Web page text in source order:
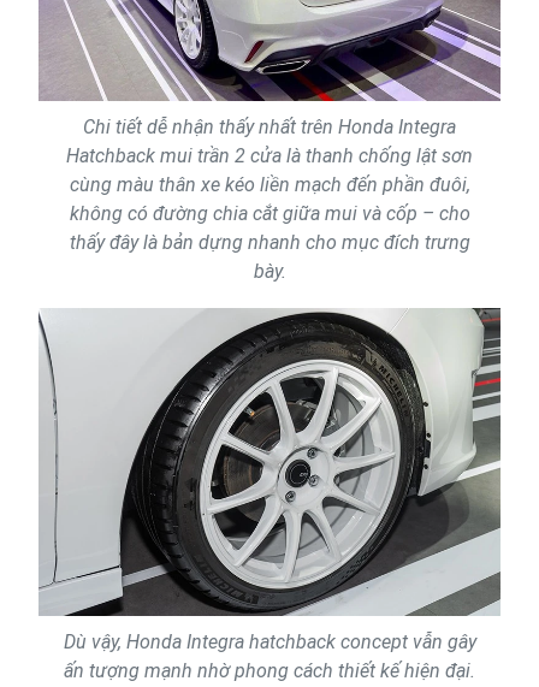
Chi tiết dễ nhận thấy nhất trên Honda Integra
Hatchback mui trần 2 cửa là thanh chống lật sơn
cùng màu thân xe kéo liền mạch đến phần đuôi,
không có đường chia cắt giữa mui và cốp – cho
thấy đây là bản dựng nhanh cho mục đích trưng
bày.
Dù vậy, Honda Integra hatchback concept vẫn gây
ấn tượng mạnh nhờ phong cách thiết kế hiện đại.